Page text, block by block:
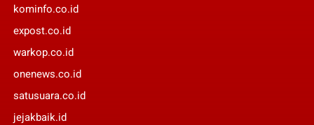
kominfo.co.id
expost.co.id
warkop.co.id
onenews.co.id
satusuara.co.id
jejakbaik.id